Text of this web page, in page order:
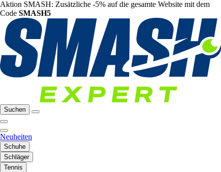
Aktion SMASH: Zusätzliche -5% auf die gesamte Website mit dem
Code SMASH5
Suchen
Neuheiten
Schuhe
Schläger
Tennis